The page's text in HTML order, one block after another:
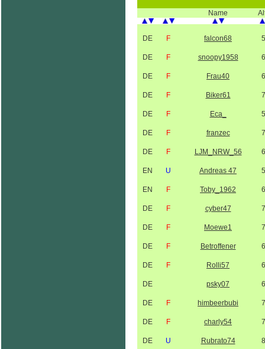
Name
DE F falcon68
DE F snoopy1958
DE F Frau40
DE F Biker61
DE F Eca_
DE F franzec
DE F LJM_NRW_56
EN U Andreas 47
EN F Toby_1962
DE F cyber47
DE F Moewe1
DE F Betroffener
DE F Rolli57
DE psky07
DE F himbeerbubi
DE F charly54
DE U Rubrato74